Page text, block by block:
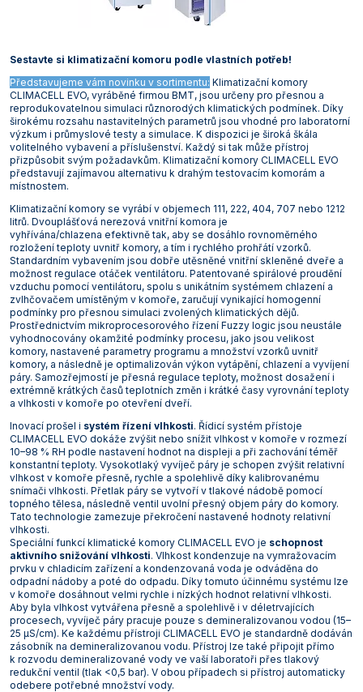
Sestavte si klimatizační komoru podle vlastních potřeb!
Představujeme vám novinku v sortimentu: Klimatizační komory
CLIMACELL EVO, vyráběné firmou BMT, jsou určeny pro přesnou a
reprodukovatelnou simulaci různorodých klimatických podmínek. Díky
širokému rozsahu nastavitelných parametrů jsou vhodné pro laboratorní
výzkum i průmyslové testy a simulace. K dispozici je široká škála
volitelného vybavení a příslušenství. Každý si tak může přístroj
přizpůsobit svým požadavkům. Klimatizační komory CLIMACELL EVO
představují zajímavou alternativu k drahým testovacím komorám a
místnostem.
Klimatizační komory se vyrábí v objemech 111, 222, 404, 707 nebo 1212
litrů. Dvouplášťová nerezová vnitřní komora je
vyhřívána/chlazena efektivně tak, aby se dosáhlo rovnoměrného
rozložení teploty uvnitř komory, a tím i rychlého prohřátí vzorků.
Standardním vybavením jsou dobře utěsněné vnitřní skleněné dveře a
možnost regulace otáček ventilátoru. Patentované spirálové proudění
vzduchu pomocí ventilátoru, spolu s unikátním systémem chlazení a
zvlhčovačem umístěným v komoře, zaručují vynikající homogenní
podmínky pro přesnou simulaci zvolených klimatických dějů.
Prostřednictvím mikroprocesorového řízení Fuzzy logic jsou neustále
vyhodnocovány okamžité podmínky procesu, jako jsou velikost
komory, nastavené parametry programu a množství vzorků uvnitř
komory, a následně je optimalizován výkon vytápění, chlazení a vyvíjení
páry. Samozřejmostí je přesná regulace teploty, možnost dosažení i
extrémně krátkých časů teplotních změn i krátké časy vyrovnání teploty
a vlhkosti v komoře po otevření dveří.
Inovací prošel i systém řízení vlhkosti. Řídicí systém přístoje
CLIMACELL EVO dokáže zvýšit nebo snížit vlhkost v komoře v rozmezí
10–98 % RH podle nastavení hodnot na displeji a při zachování téměř
konstantní teploty. Vysokotlaký vyvíječ páry je schopen zvýšit relativní
vlhkost v komoře přesně, rychle a spolehlivě díky kalibrovanému
snímači vlhkosti. Přetlak páry se vytvoří v tlakové nádobě pomocí
topného tělesa, následně ventil uvolní přesný objem páry do komory.
Tato technologie zamezuje překročení nastavené hodnoty relativní
vlhkosti.
Speciální funkcí klimatické komory CLIMACELL EVO je schopnost
aktivního snižování vlhkosti. Vlhkost kondenzuje na vymražovacím
prvku v chladicím zařízení a kondenzovaná voda je odváděna do
odpadní nádoby a poté do odpadu. Díky tomuto účinnému systému lze
v komoře dosáhnout velmi rychle i nízkých hodnot relativní vlhkosti.
Aby byla vlhkost vytvářena přesně a spolehlivě i v déletrvajících
procesech, vyvíječ páry pracuje pouze s demineralizovanou vodou (15–
25 µS/cm). Ke každému přístroji CLIMACELL EVO je standardně dodáván
zásobník na demineralizovanou vodu. Přístroj lze také připojit přímo
k rozvodu demineralizované vody ve vaší laboratoři přes tlakový
redukční ventil (tlak <0,5 bar). V obou případech si přístroj automaticky
odebere potřebné množství vody.
Vložky přechodové
Zátky
Svorky pro fixaci zábrusů
Tuky a návleky na zábrusy
Úzkohrdlé
Zásobní
Misky a nádoby
Ostatní laboratorní sklo
Pipety
Porcelán
Nálevky Büchnerovy
Tloučky
Přístroje
Sklo pro filtraci
Vývěvy vodní
Sklo pro mikrobiologii
Sklo pro vážení
Teploměry
Válce
Vlastnosti skla a porcelánu
Zkumavky
Svorky a tlačky
Misky a podnosy
Nádoby na vzorky
Nádoby kovové
Nosiče na láhve a přenosky
Střičky
Lopatky, lžičky, kopistě a špachtle
Nálevky a násypky
Ostatní pomůcky
Plasty odměrné
Plasty pro mikrobiologii
Pomůcky pro kryogeniku
Pomůcky pro odběr vzorků
Vzorkovače pro farmacii
Pomůcky pro pipetování
Pomůcky pro školy
Pomůcky pro vážení
Stojany, držáky, svorky a kruhy
Zátky a uzávěry
Zkumavky a stojany
Vlastnosti plastů
Míchačky magnetické s ohřevem Ohaus
Míchačky magnetické bez ohřevu Witeg
Míchačky magnetické s ohřevem Witeg
Průvodce výběrem magnetické míchačky
Mlýny rotorové Retsch
Mlýny střižné Retsch
Mlýny hmoždířové Retsch
Mlýny ultraodstředivé Retsch
Děliče vzorků Retsch
Drtiče čelisťové Retsch
Podavače vibrační Retsch
Reaktorové systémy
Třepačky
Třepačky s ohřevem
Průvodce výběrem třepačky
Vývěvy, vakuové stanice a zařízení pro filtraci
Vývěvy membránové Lavat
Vývěvy membránové Vacuubrand
Vývěvy rotační olejové Lavat
Vývěvy rotační olejové Vacuubrand
Vývěvy rotační bezolejové Vacuubrand
Průvodce výběrem vývěvy a vakuové stanice
Lázně WSL
Mrazničky laboratorní Liebherr
Mrazničky laboratorní Q-Cell
Mrazničky pro farmacii
Sterilizátory horkovzdušné
Sterilizátory parní (autoklávy)
Sušárny laboratorní
Sušárny průmyslové
Systémy rozkladné pro stanovení dusíku, tuků,
kyanidů
Termostaty blokové
Termostaty oběhové
Termostaty oběhové Krüss
Termostaty oběhové Lauda
Termostaty oběhové Witeg
Topné desky
Topná hnízda
Výrobníky ledu
Průvodce výběrem konduktometru
Mineralizátory a termoreaktory
Minutky a stopky
Multimetry
Oximetry
pH metry
Elektrody ORP Mettler Toledo
Elektrody ORP Theta 90
Elektrody ORP WTW
Elektrody ORP XS
pH pufry, standardy a roztoky
Průvodce výběrem pH metru
Průvodce výběrem pH elektrody
Počítadla kolonií a luminometry
Polarimetry
Refraktometry
Spektrofotometry
Stanovení biologické spotřeby kyslíku (BSK)
Teploměry, vlhkoměry a další přístroje pro
měření prostředí (klimatu)
Teploměry venkovní a pokojové
Teploměry vpichové
Teploměry/vlhkoměry Comet
Teploměry/vlhkoměry Testo
Záznamníky teploty a vlhkosti Comet
Záznamníky teploty a vlhkosti Testo
Titrátory
Turbidimetry (měření zákalu)
Váhy
Přesné Kern
Předvážky a kapesní váhy Kern
Technické Kern
Příslušenství pro váhy Kern
Vlhkostní analyzátory - váhy sušicí
Viskozimetry
Vakuová filtrace
Špičky pipetovací
Vybavení provozu
Rukavice a chňapky
Zástěry
Projekty a realizace